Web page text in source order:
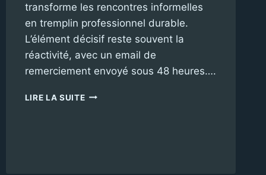
transforme les rencontres informelles
en tremplin professionnel durable.
L’élément décisif reste souvent la
réactivité, avec un email de
remerciement envoyé sous 48 heures….
LIRE LA SUITECOMMENT